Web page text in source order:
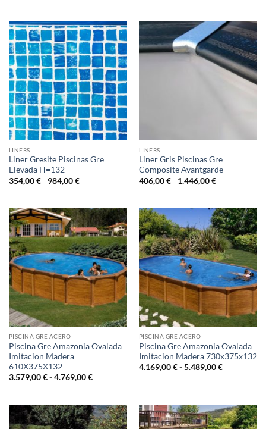
348,00 €
hasta
1.270,00 €
hasta
1.176,00 €
LINERS
Liner Gresite Piscinas Gre
Elevada H=132
354,00€ - 984,00€Rango
354,00 €
hasta
984,00 €
LINERS
Liner Gris Piscinas Gre
Composite Avantgarde
406,00€ - 1.446,00€Rango
406,00 €
hasta
1.446,00 €
PISCINA GRE ACERO
Piscina Gre Amazonia Ovalada
Imitacion Madera
610X375X132
3.579,00€ - 4.769,00€Rango
3.579,00 €
hasta
4.769,00 €
PISCINA GRE ACERO
Piscina Gre Amazonia Ovalada
Imitacion Madera 730x375x132
4.169,00€ - 5.489,00€Rango
hasta
5.489,00 €